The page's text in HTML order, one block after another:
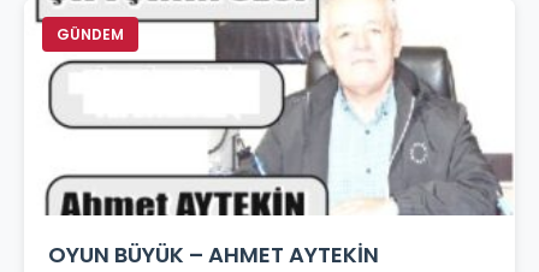
GÜNDEM
OYUN BÜYÜK – AHMET AYTEKİN